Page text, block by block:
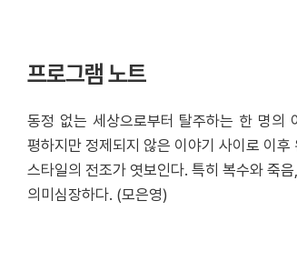
프로그램 노트
동정 없는 세상으로부터 탈주하는 한 명의
평하지만 정제되지 않은 이야기 사이로 이후
스타일의 전조가 엿보인다. 특히 복수와 죽
의미심장하다. (모은영)